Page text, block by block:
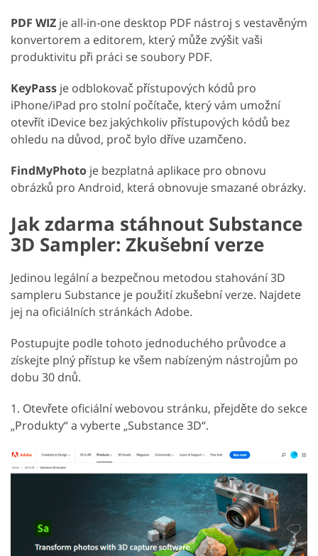
PDF WIZ je all-in-one desktop PDF nástroj s vestavěným
konvertorem a editorem, který může zvýšit vaši
produktivitu při práci se soubory PDF.
KeyPass je odblokovač přístupových kódů pro
iPhone/iPad pro stolní počítače, který vám umožní
otevřít iDevice bez jakýchkoliv přístupových kódů bez
ohledu na důvod, proč bylo dříve uzamčeno.
FindMyPhoto je bezplatná aplikace pro obnovu
obrázků pro Android, která obnovuje smazané obrázky.
Jak zdarma stáhnout Substance
3D Sampler: Zkušební verze
Jedinou legální a bezpečnou metodou stahování 3D
sampleru Substance je použití zkušební verze. Najdete
jej na oficiálních stránkách Adobe.
Postupujte podle tohoto jednoduchého průvodce a
získejte plný přístup ke všem nabízeným nástrojům po
dobu 30 dnů.
1. Otevřete oficiální webovou stránku, přejděte do sekce
„Produkty“ a vyberte „Substance 3D“.